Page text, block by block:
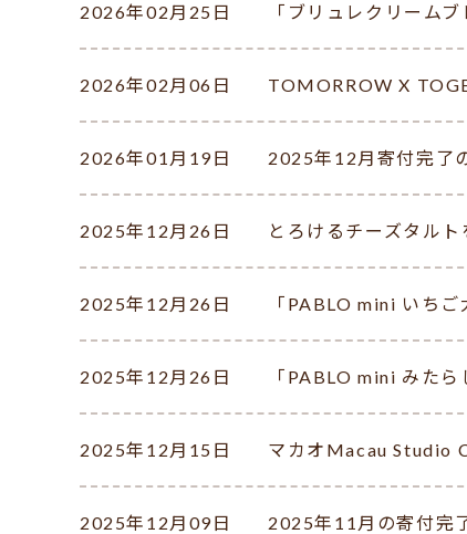
2026年02月25日 「ブリュレクリーム
2026年02月06日 TOMORROW X
2026年01月19日 2025年12月寄付完了
2025年12月26日 とろけるチーズタル
2025年12月26日 「PABLO mini いちご
2025年12月26日 「PABLO mini みたら
2025年12月15日 マカオMacau Studio
2025年12月09日 2025年11月の寄付完